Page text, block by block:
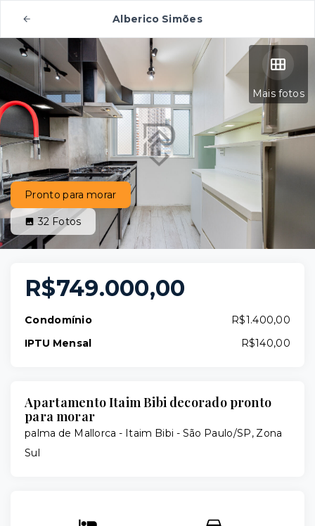
Alberico Simões
Mais fotos
Pronto para morar
32 Fotos
R$749.000,00
Condomínio
R$1.400,00
IPTU Mensal
R$140,00
Apartamento Itaim Bibi decorado pronto
para morar
palma de Mallorca - Itaim Bibi - São Paulo/SP, Zona
Sul